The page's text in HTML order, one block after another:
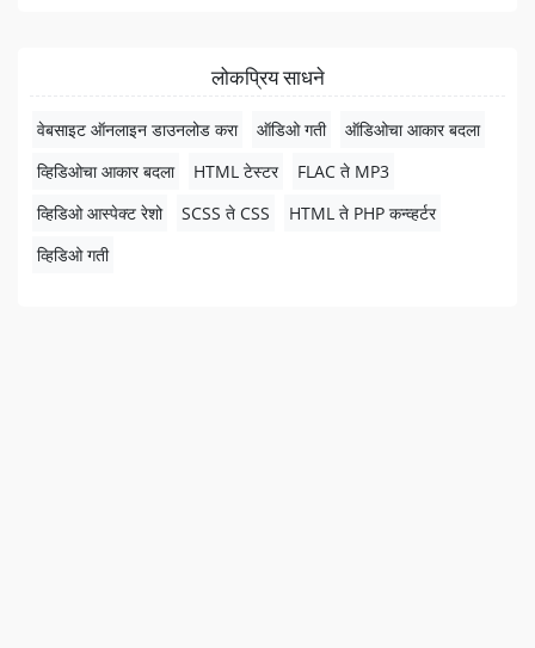
लोकप्रिय साधने
वेबसाइट ऑनलाइन डाउनलोड करा ऑडिओ गती
ऑडिओचा आकार बदला
व्हिडिओचा आकार बदला
HTML टेस्टर
FLAC ते MP3
व्हिडिओ आस्पेक्ट रेशो
SCSS ते CSS
HTML ते PHP कन्व्हर्टर
व्हिडिओ गती